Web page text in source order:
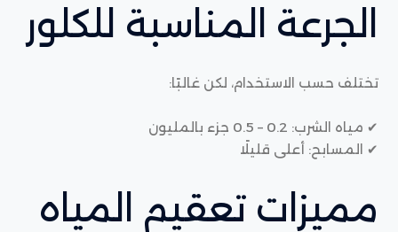
الجرعة المناسبة للكلور
تختلف حسب الاستخدام، لكن غالبًا:
✔ مياه الشرب: 0.2 – 0.5 جزء بالمليون
✔ المسابح: أعلى قليلًا
مميزات تعقيم المياه